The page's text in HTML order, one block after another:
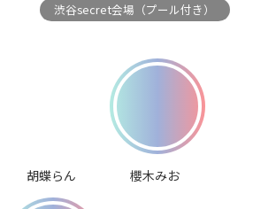
渋谷secret会場（プール付き）
胡蝶らん 櫻木みお